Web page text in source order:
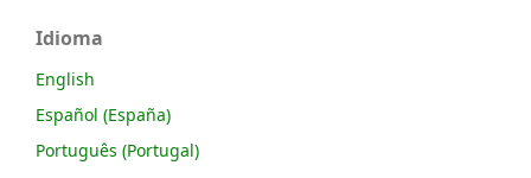
Idioma
English
Español (España)
Português (Portugal)